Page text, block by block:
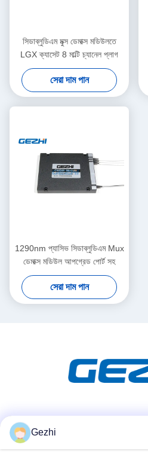
সিডাব্লুডিএম মুক্স ডেমাক্স মডিউলতে
LGX ক্যাসেট 8 মাল্টি চ্যানেল প্লাগ
সেরা দাম পান
1290nm প্যাসিভ সিডাব্লুডিএম Mux
ডেমাক্স মডিউল আপগ্রেড পোর্ট সহ
সেরা দাম পান
Gezhi